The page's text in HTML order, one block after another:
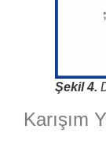
Şekil 4.
Karışım